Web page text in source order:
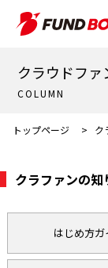
クラウドファ
COLUMN
トップページ > ク
クラファンの
はじめ方ガ